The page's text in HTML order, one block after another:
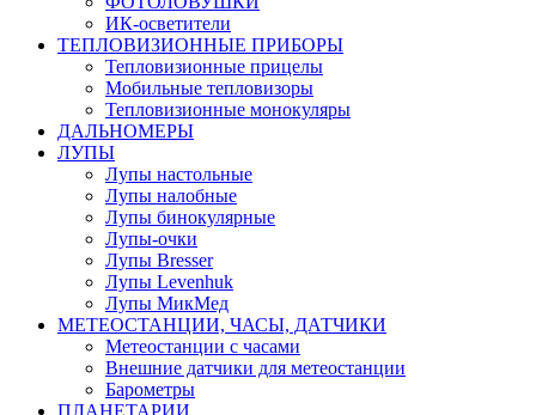
ИК-осветители
ТЕПЛОВИЗИОННЫЕ ПРИБОРЫ
Тепловизионные прицелы
Мобильные тепловизоры
Тепловизионные монокуляры
ДАЛЬНОМЕРЫ
ЛУПЫ
Лупы настольные
Лупы налобные
Лупы бинокулярные
Лупы-очки
Лупы Bresser
Лупы Levenhuk
Лупы МикМед
МЕТЕОСТАНЦИИ, ЧАСЫ, ДАТЧИКИ
Метеостанции с часами
Внешние датчики для метеостанции
Барометры
ПЛАНЕТАРИИ